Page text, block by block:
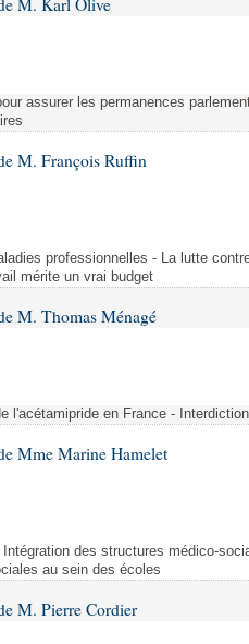
lois
M. Karl Olive
assurer les permanences
M. François Ruffin
professionnelles - La lutte
mérite un vrai budget
M. Thomas Ménagé
l'acétamipride en France -
Mme Marine Hamelet
des structures médico-
au sein des écoles
M. Pierre Cordier